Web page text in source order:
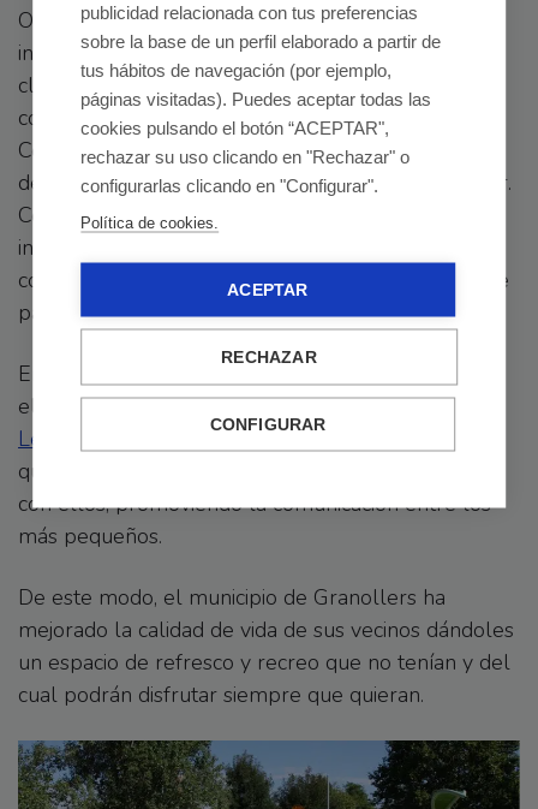
Otro municipio que ha querido contar con las
instalaciones de VORTEX para crear su refugio
climático esGranollers. En este caso, Granollers
contaba con una fuente ornamental en el Parc del
Congost, que con el paso de los años se fue
deteriorando y la zona se estaba dejando de utilizar.
Como respuesta a esto, el ayuntamiento decidió
instalar en dicha zona un refugio climático y
convertir el lugar en un espacio de ocio refrescante
para todos los vecinos.
En este caso, el refugio climático contaba con
elementos acuáticos comoAstra Nº2,Frog Nº2
Leaf Nº1
. Juegos acuáticos que refrescan a la vez
que divierten e incitan a los usuarios a interactuar
con ellos, promoviendo la comunicación entre los
más pequeños.
De este modo, el municipio de Granollers ha
mejorado la calidad de vida de sus vecinos dándoles
un espacio de refresco y recreo que no tenían y del
cual podrán disfrutar siempre que quieran.
publicidad relacionada con tus preferencias
sobre la base de un perfil elaborado a partir de
tus hábitos de navegación (por ejemplo,
páginas visitadas). Puedes aceptar todas las
cookies pulsando el botón “ACEPTAR",
rechazar su uso clicando en "Rechazar" o
configurarlas clicando en "Configurar".
Política de cookies.
ACEPTAR
RECHAZAR
CONFIGURAR